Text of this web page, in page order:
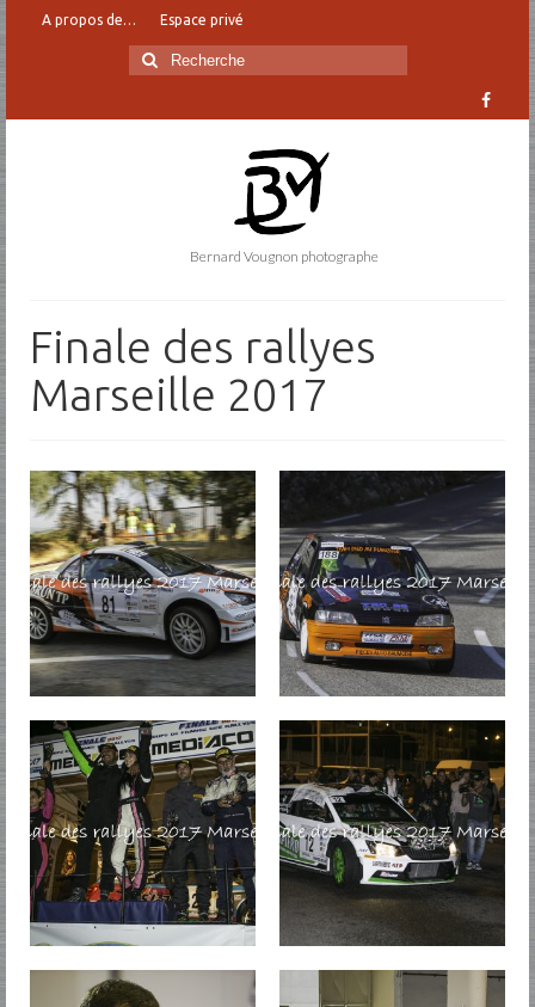
A propos de… Espace privé
Rechercher
:
Bernard Vougnon photographe
Finale des rallyes
Marseille 2017